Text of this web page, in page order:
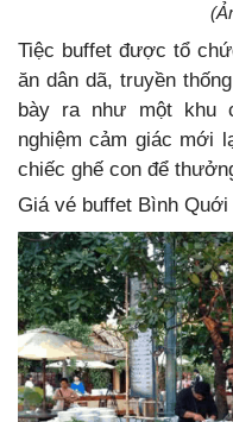
Tiệc buffet được tổ
ăn dân dã, truyền
bày ra như một khu
nghiệm cảm giác mới
chiếc ghế con để
Giá vé buffet Bình Quới